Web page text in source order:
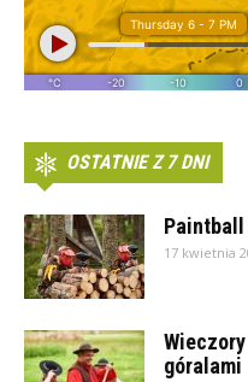
OSTATNIE Z 7 DNI
Paintball
17 kwietnia
góralami